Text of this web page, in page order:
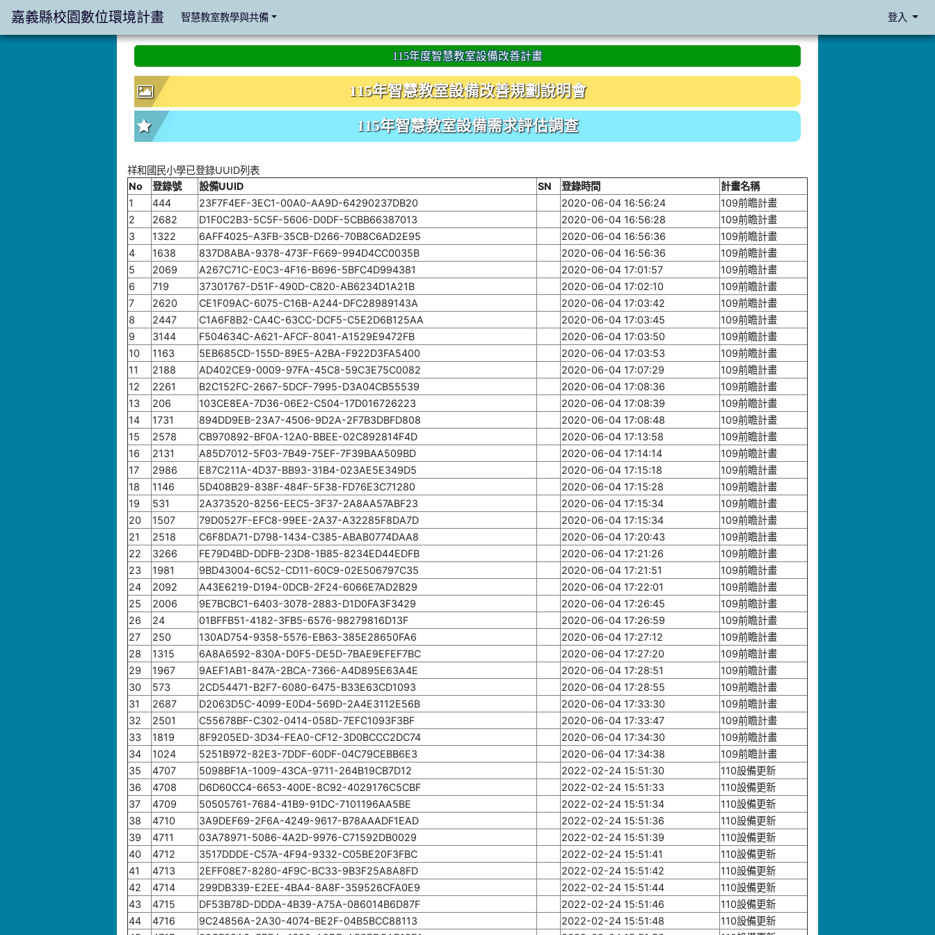
:::
115年度智慧教室設備改善計畫
115年智慧教室設備改善規劃說明會
115年智慧教室設備需求評估調查
祥和國民小學已登錄UUID列表
No
登錄號 設備UUID SN 登錄時間
計畫名稱
1
444 23F7F4EF-3EC1-00A0-AA9D-64290237DB20 2020-06-04 16:56:24
109前瞻計畫
2
2682 D1F0C2B3-5C5F-5606-D0DF-5CBB66387013 2020-06-04 16:56:28
109前瞻計畫
3
1322 6AFF4025-A3FB-35CB-D266-70B8C6AD2E95 2020-06-04 16:56:36
109前瞻計畫
4
1638 837D8ABA-9378-473F-F669-994D4CC0035B 2020-06-04 16:56:36
109前瞻計畫
5
2069 A267C71C-E0C3-4F16-B696-5BFC4D994381 2020-06-04 17:01:57
109前瞻計畫
6
719 37301767-D51F-490D-C820-AB6234D1A21B 2020-06-04 17:02:10
109前瞻計畫
7
2620 CE1F09AC-6075-C16B-A244-DFC28989143A 2020-06-04 17:03:42
109前瞻計畫
8
2447 C1A6F8B2-CA4C-63CC-DCF5-C5E2D6B125AA 2020-06-04 17:03:45
109前瞻計畫
9
3144 F504634C-A621-AFCF-8041-A1529E9472FB 2020-06-04 17:03:50
109前瞻計畫
10
1163 5EB685CD-155D-89E5-A2BA-F922D3FA5400 2020-06-04 17:03:53
109前瞻計畫
11
2188 AD402CE9-0009-97FA-45C8-59C3E75C0082 2020-06-04 17:07:29
109前瞻計畫
12
2261 B2C152FC-2667-5DCF-7995-D3A04CB55539 2020-06-04 17:08:36
109前瞻計畫
13
206 103CE8EA-7D36-06E2-C504-17D016726223 2020-06-04 17:08:39
109前瞻計畫
14
1731 894DD9EB-23A7-4506-9D2A-2F7B3DBFD808 2020-06-04 17:08:48
109前瞻計畫
15
2578 CB970892-BF0A-12A0-BBEE-02C892814F4D 2020-06-04 17:13:58
109前瞻計畫
16
2131 A85D7012-5F03-7B49-75EF-7F39BAA509BD 2020-06-04 17:14:14
109前瞻計畫
17
2986 E87C211A-4D37-BB93-31B4-023AE5E349D5 2020-06-04 17:15:18
109前瞻計畫
18
1146 5D408B29-838F-484F-5F38-FD76E3C71280 2020-06-04 17:15:28
109前瞻計畫
19
531 2A373520-8256-EEC5-3F37-2A8AA57ABF23 2020-06-04 17:15:34
109前瞻計畫
20
1507 79D0527F-EFC8-99EE-2A37-A32285F8DA7D 2020-06-04 17:15:34
109前瞻計畫
21
2518 C6F8DA71-D798-1434-C385-ABAB0774DAA8 2020-06-04 17:20:43
109前瞻計畫
22
3266 FE79D4BD-DDFB-23D8-1B85-8234ED44EDFB 2020-06-04 17:21:26
109前瞻計畫
23
1981 9BD43004-6C52-CD11-60C9-02E506797C35 2020-06-04 17:21:51
109前瞻計畫
24
2092 A43E6219-D194-0DCB-2F24-6066E7AD2B29 2020-06-04 17:22:01
109前瞻計畫
25
2006 9E7BCBC1-6403-3078-2883-D1D0FA3F3429 2020-06-04 17:26:45
109前瞻計畫
26
24 01BFFB51-4182-3FB5-6576-98279816D13F 2020-06-04 17:26:59
109前瞻計畫
27
250 130AD754-9358-5576-EB63-385E28650FA6 2020-06-04 17:27:12
109前瞻計畫
28
1315 6A8A6592-830A-D0F5-DE5D-7BAE9EFEF7BC 2020-06-04 17:27:20
109前瞻計畫
29
1967 9AEF1AB1-847A-2BCA-7366-A4D895E63A4E 2020-06-04 17:28:51
109前瞻計畫
30
573 2CD54471-B2F7-6080-6475-B33E63CD1093 2020-06-04 17:28:55
109前瞻計畫
31
2687 D2063D5C-4099-E0D4-569D-2A4E3112E56B 2020-06-04 17:33:30
109前瞻計畫
32
2501 C55678BF-C302-0414-058D-7EFC1093F3BF 2020-06-04 17:33:47
109前瞻計畫
33
1819 8F9205ED-3D34-FEA0-CF12-3D0BCCC2DC74 2020-06-04 17:34:30
109前瞻計畫
34
1024 5251B972-82E3-7DDF-60DF-04C79CEBB6E3 2020-06-04 17:34:38
109前瞻計畫
35
4707 5098BF1A-1009-43CA-9711-264B19CB7D12 2022-02-24 15:51:30
110設備更新
36
4708 D6D60CC4-6653-400E-8C92-4029176C5CBF 2022-02-24 15:51:33
110設備更新
37
4709 50505761-7684-41B9-91DC-7101196AA5BE 2022-02-24 15:51:34
110設備更新
38
4710 3A9DEF69-2F6A-4249-9617-B78AAADF1EAD 2022-02-24 15:51:36
110設備更新
39
4711 03A78971-5086-4A2D-9976-C71592DB0029 2022-02-24 15:51:39
110設備更新
40
4712 3517DDDE-C57A-4F94-9332-C05BE20F3FBC 2022-02-24 15:51:41
110設備更新
41
4713 2EFF08E7-8280-4F9C-BC33-9B3F25A8A8FD 2022-02-24 15:51:42
110設備更新
42
4714 299DB339-E2EE-4BA4-8A8F-359526CFA0E9 2022-02-24 15:51:44
110設備更新
43
4715 DF53B78D-DDDA-4B39-A75A-086014B6D87F 2022-02-24 15:51:46
110設備更新
44
4716 9C24856A-2A30-4074-BE2F-04B5BCC88113 2022-02-24 15:51:48
110設備更新
嘉義縣校園數位環境計畫 :::智慧教室教學與共備 登入